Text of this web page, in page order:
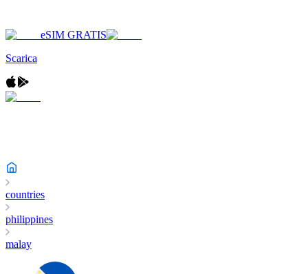
eSIM GRATIS
Scarica
countries
philippines
malay